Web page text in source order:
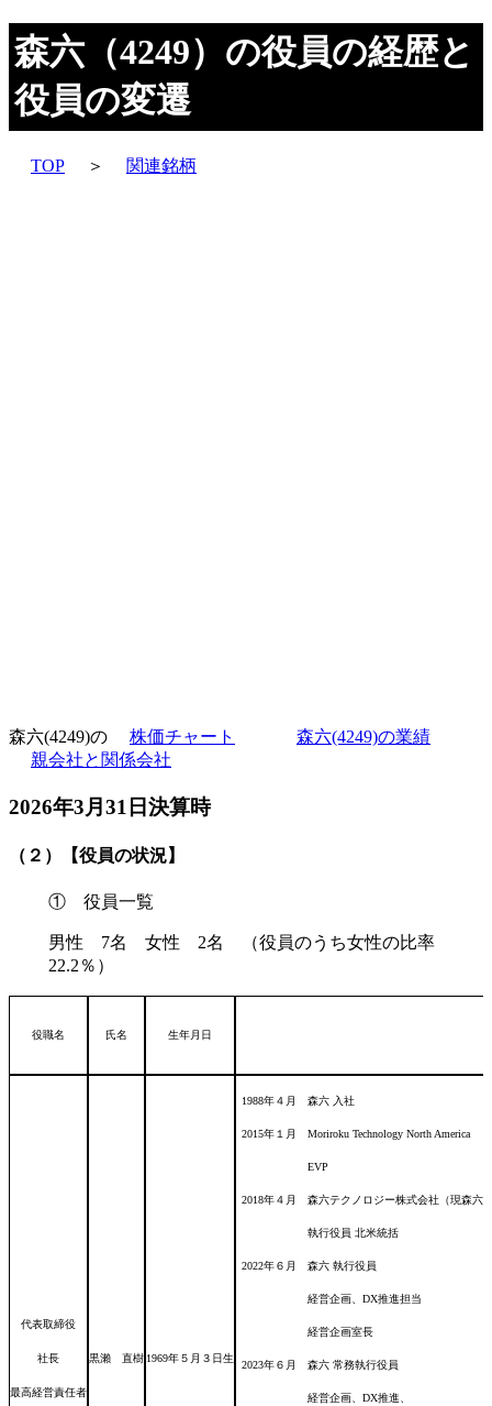
森六（4249）の役員の経歴と
役員の変遷
TOP ＞ 関連銘柄
森六(4249)の 株価チャート
森六(4249)の業績
親会社と関係会社
2026年3月31日決算時
（２）【役員の状況】
① 役員一覧
男性 7名 女性 2名 （役員のうち女性の比率
22.2％）
役職名 氏名 生年月日
代表取締役
社長
最高経営責任者
黒瀨 直樹 1969年５月３日生
1988年４月 森六 入社
2015年１月 Moriroku Technology North America
EVP
2018年４月 森六テクノロジー株式会社（現森六
執行役員 北米統括
2022年６月 森六 執行役員
経営企画、DX推進担当
経営企画室長
2023年６月 森六 常務執行役員
経営企画、DX推進、